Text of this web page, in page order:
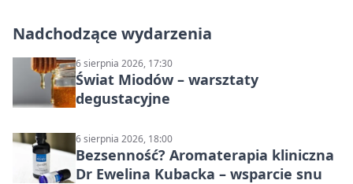
Nadchodzące wydarzenia
6 sierpnia 2026, 17:30
Świat Miodów – warsztaty
degustacyjne
6 sierpnia 2026, 18:00
Bezsenność? Aromaterapia kliniczna
Dr Ewelina Kubacka – wsparcie snu